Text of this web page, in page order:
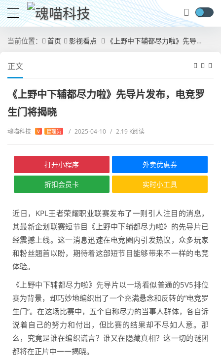
当前位置： 首页 影视看点 《上野中下辅都尽力啦》先导片发布，电竞罗生门将揭晓
正文
《上野中下辅都尽力啦》先导片发布，电竞罗
生门将揭晓
魂喵科技 V 管理员 / 2025-04-10 / 2.19 K阅读
打开小程序 外卖优惠券
折扣会员卡 实时小工具
近日，KPL王者荣耀职业联赛发布了一则引人注目的消息，
其最新企划联赛短节目《上野中下辅都尽力啦》的先导片已
经震撼上线。这一消息迅速在电竞圈内引发热议，众多玩家
和粉丝翘首以盼，期待着这部短节目能够带来不一样的电竞
体验。
《上野中下辅都尽力啦》先导片以一场看似普通的5V5排位
赛为背景，却巧妙地编织出了一个充满悬念和反转的“电竞罗
生门”。在这场比赛中，五个自称尽力的当事人群体，各自诉
说着自己的努力和付出，但比赛的结果却不尽如人意。那
么，究竟是谁在编织谎言？谁又在隐藏真相？这一切的谜团
都将在正片中一一揭晓。